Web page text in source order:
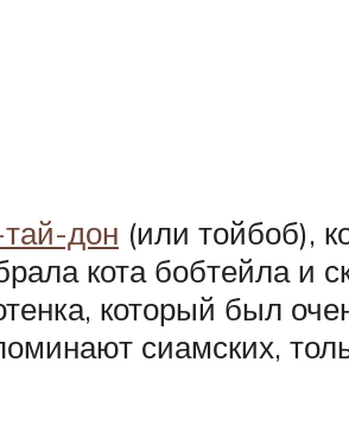
дон (или тойбоб),
кота бобтейла и
который был
сиамских,